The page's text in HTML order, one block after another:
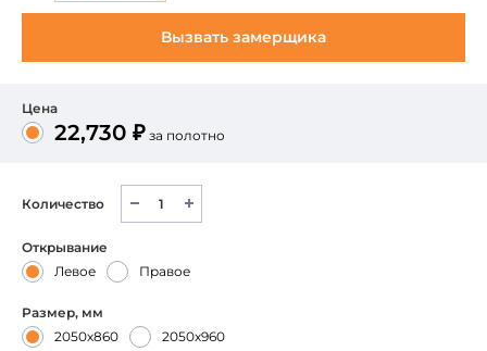
Вызвать замерщика
Цена
22,730 ₽ за полотно
Количество
Открывание
Левое
Правое
Размер, мм
2050х860
2050х960